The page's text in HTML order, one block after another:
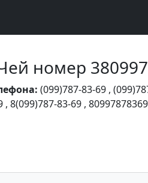
номер
(099)787-83-69 ,
, 8(099)787-83-69 , 80997878369